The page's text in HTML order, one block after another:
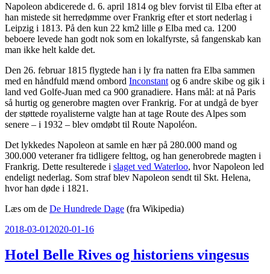
Napoleon abdicerede d. 6. april 1814 og blev forvist til Elba efter at
han mistede sit herredømme over Frankrig efter et stort nederlag i
Leipzig i 1813. På den kun 22 km2 lille ø Elba med ca. 1200
beboere levede han godt nok som en lokalfyrste, så fangenskab kan
man ikke helt kalde det.
Den 26. februar 1815 flygtede han i ly fra natten fra Elba sammen
med en håndfuld mænd ombord Inconstant og 6 andre skibe og gik i
land ved Golfe-Juan med ca 900 granadiere. Hans mål: at nå Paris
så hurtig og generobre magten over Frankrig. For at undgå de byer
der støttede royalisterne valgte han at tage Route des Alpes som
senere – i 1932 – blev omdøbt til Route Napoléon.
Det lykkedes Napoleon at samle en hær på 280.000 mand og
300.000 veteraner fra tidligere felttog, og han generobrede magten i
Frankrig. Dette resulterede i slaget ved Waterloo, hvor Napoleon led
endeligt nederlag. Som straf blev Napoleon sendt til Skt. Helena,
hvor han døde i 1821.
Læs om de De Hundrede Dage (fra Wikipedia)
Udgivet
2018-03-01 2020-01-16
Hotel Belle Rives og historiens vingesus